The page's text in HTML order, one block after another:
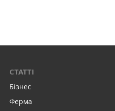
СТАТТІ
Бізнес
Ферма